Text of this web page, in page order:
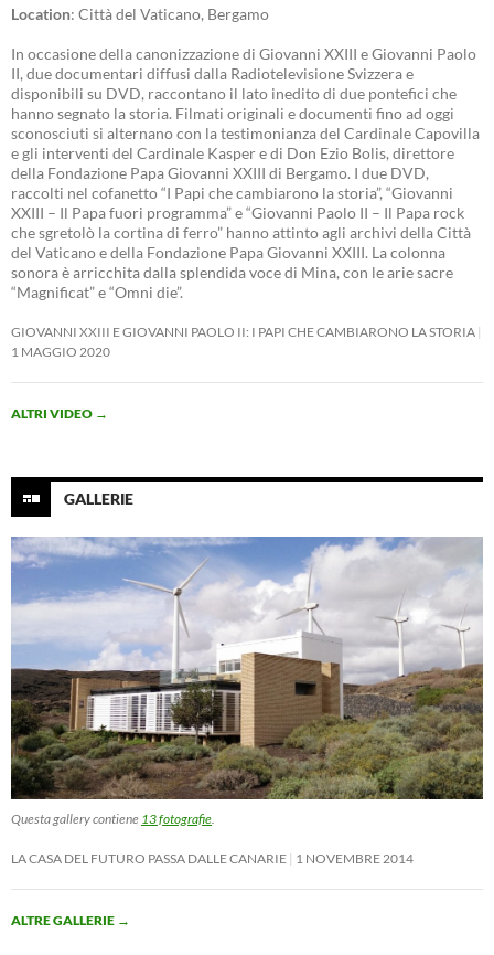
Location: Città del Vaticano, Bergamo
In occasione della canonizzazione di Giovanni XXIII e Giovanni Paolo
II, due documentari diffusi dalla Radiotelevisione Svizzera e
disponibili su DVD, raccontano il lato inedito di due pontefici che
hanno segnato la storia. Filmati originali e documenti fino ad oggi
sconosciuti si alternano con la testimonianza del Cardinale Capovilla
e gli interventi del Cardinale Kasper e di Don Ezio Bolis, direttore
della Fondazione Papa Giovanni XXIII di Bergamo. I due DVD,
raccolti nel cofanetto “I Papi che cambiarono la storia”, “Giovanni
XXIII – Il Papa fuori programma” e “Giovanni Paolo II – Il Papa rock
che sgretolò la cortina di ferro” hanno attinto agli archivi della Città
del Vaticano e della Fondazione Papa Giovanni XXIII. La colonna
sonora è arricchita dalla splendida voce di Mina, con le arie sacre
“Magnificat” e “Omni die”.
GIOVANNI XXIII E GIOVANNI PAOLO II: I PAPI CHE CAMBIARONO LA STORIA
1 MAGGIO 2020
ALTRI VIDEO →
GALLERIE
Questa gallery contiene 13 fotografie.
LA CASA DEL FUTURO PASSA DALLE CANARIE 1 NOVEMBRE 2014
ALTRE GALLERIE →